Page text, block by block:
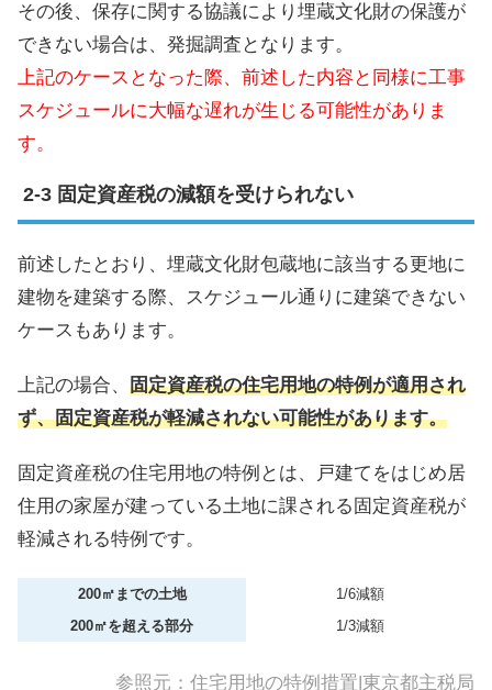
その後、保存に関する協議により埋蔵文化財の保護が
できない場合は、発掘調査となります。
上記のケースとなった際、前述した内容と同様に工事
スケジュールに大幅な遅れが生じる可能性がありま
す。
固定資産税の減額を受けられない
前述したとおり、埋蔵文化財包蔵地に該当する更地に
建物を建築する際、スケジュール通りに建築できない
ケースもあります。
上記の場合、 固定資産税の住宅用地の特例が適用され
ず、固定資産税が軽減されない可能性があります。
固定資産税の住宅用地の特例とは、戸建てをはじめ居
住用の家屋が建っている土地に課される固定資産税が
軽減される特例です。
200㎡までの土地
1/6減額
200㎡を超える部分
1/3減額
参照元： 住宅用地の特例措置|東京都主税局